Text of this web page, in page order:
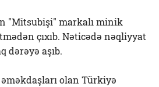
"Mitsubişi" markalı minik
çıxıb. Nəticədə nəqliyyat
dərəyə aşıb.
olan Türkiyə